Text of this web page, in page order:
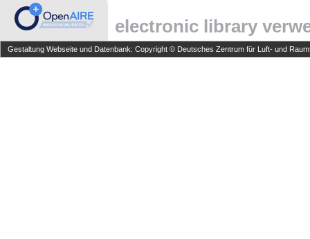
electronic library
Gestaltung Webseite und Datenbank: Copyright © Deutsches Zentrum für Luft- und